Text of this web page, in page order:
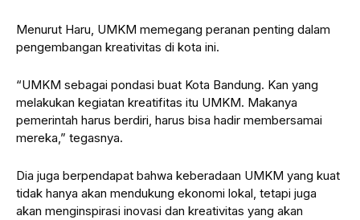
Menurut Haru, UMKM memegang peranan penting dalam
pengembangan kreativitas di kota ini.
“UMKM sebagai pondasi buat Kota Bandung. Kan yang
melakukan kegiatan kreatifitas itu UMKM. Makanya
pemerintah harus berdiri, harus bisa hadir membersamai
mereka,” tegasnya.
Dia juga berpendapat bahwa keberadaan UMKM yang kuat
tidak hanya akan mendukung ekonomi lokal, tetapi juga
akan menginspirasi inovasi dan kreativitas yang akan